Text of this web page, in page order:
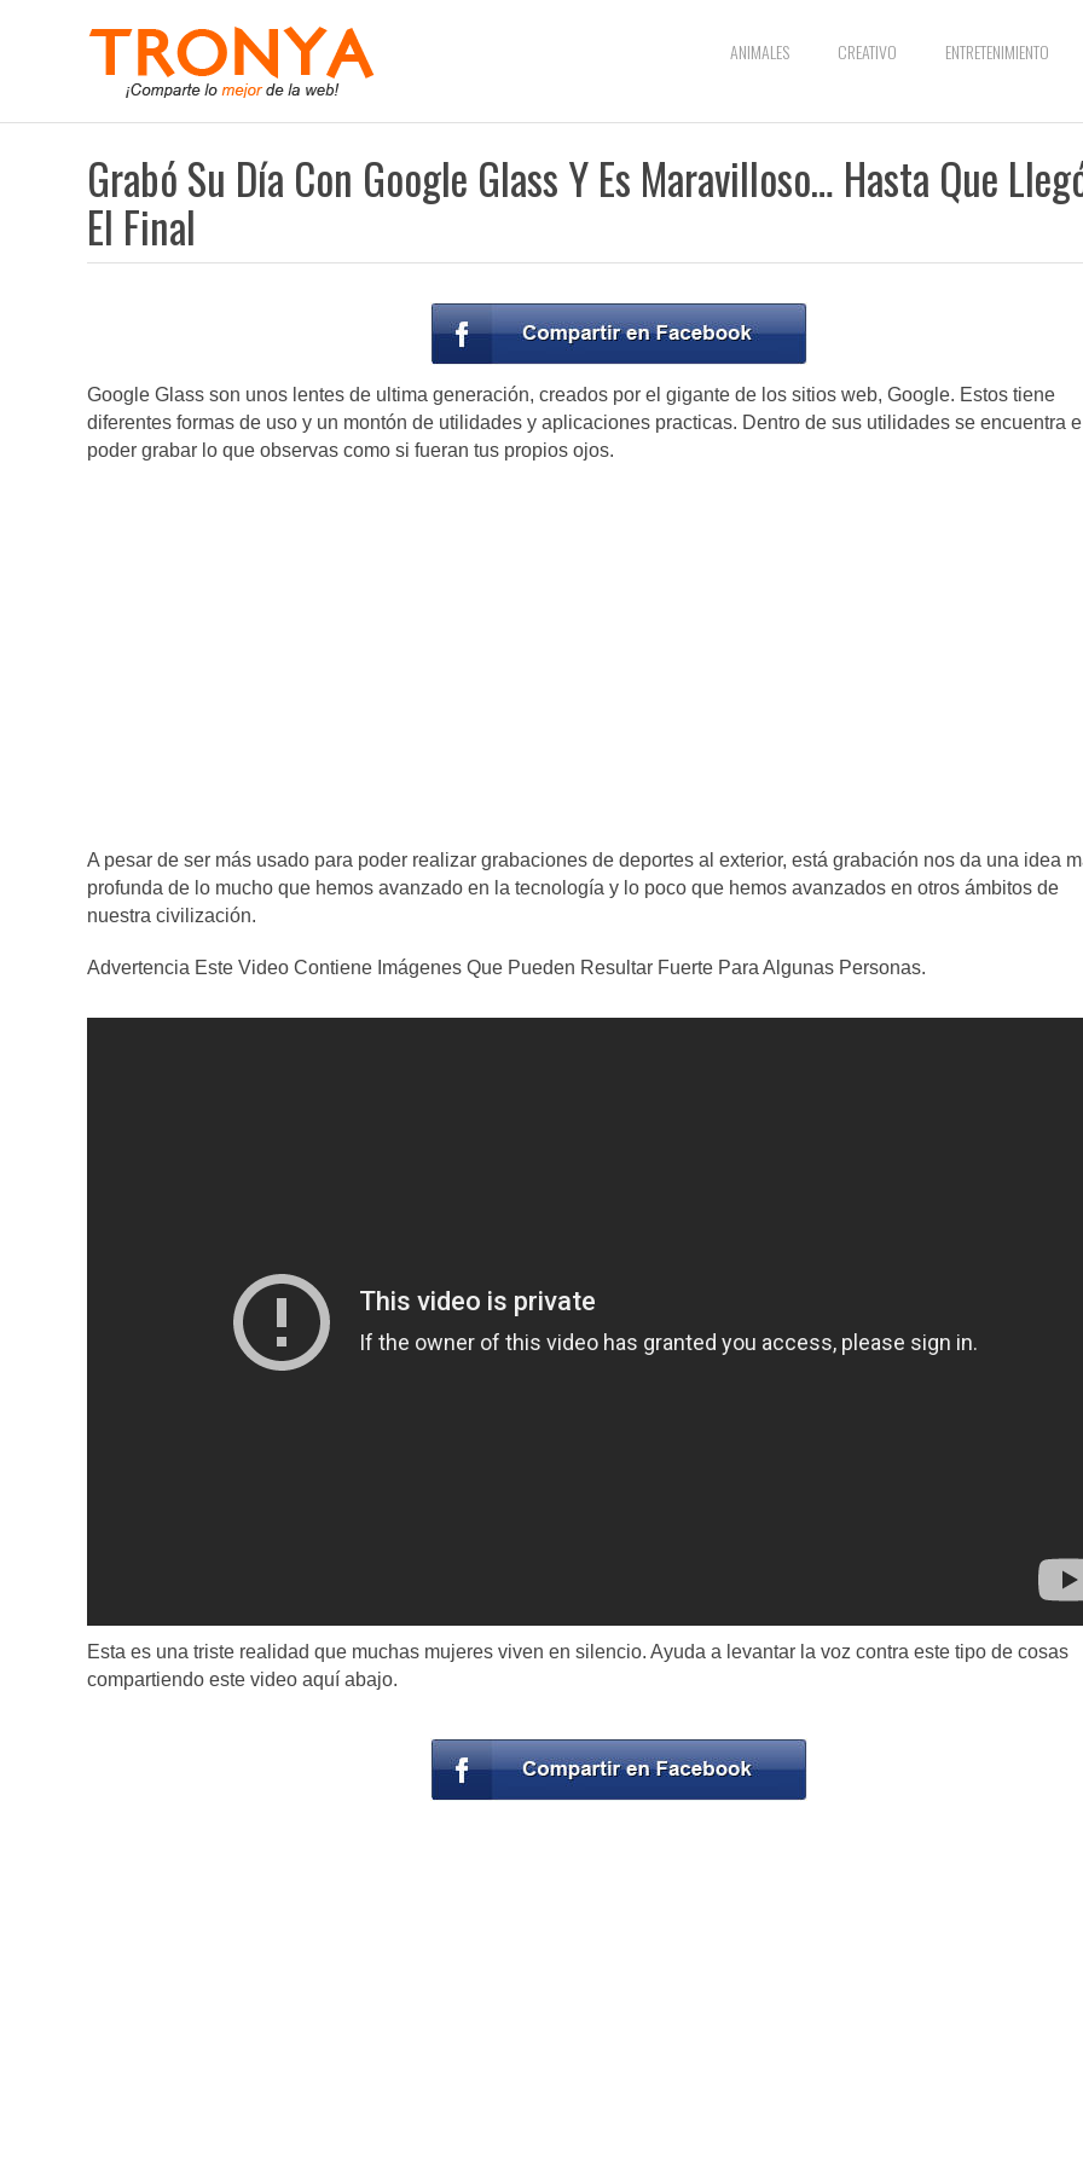
ANIMALES CREATIVO ENTRETENIMIENTO
Grabó Su Día Con Google Glass Y Es Maravilloso… Hasta Que
El Final
Google Glass son unos lentes de ultima generación, creados por el gigante de los sitios web, Google. Estos tiene
diferentes formas de uso y un montón de utilidades y aplicaciones practicas. Dentro de sus utilidades se encuentra
poder grabar lo que observas como si fueran tus propios ojos.
A pesar de ser más usado para poder realizar grabaciones de deportes al exterior, está grabación nos da una idea
profunda de lo mucho que hemos avanzado en la tecnología y lo poco que hemos avanzados en otros ámbitos de
nuestra civilización.
Advertencia Este Video Contiene Imágenes Que Pueden Resultar Fuerte Para Algunas Personas.
Esta es una triste realidad que muchas mujeres viven en silencio. Ayuda a levantar la voz contra este tipo de cosas
compartiendo este video aquí abajo.